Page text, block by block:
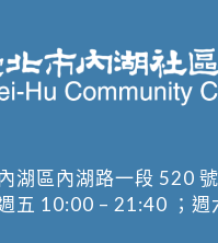
湖區內湖路一段 520 號
五 10:00 – 21:40 ；週